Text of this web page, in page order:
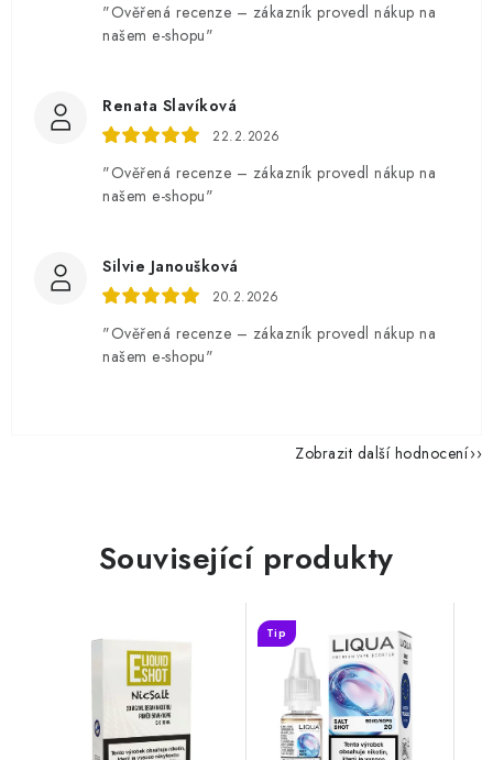
"Ověřená recenze – zákazník provedl nákup na
našem e-shopu"
Renata Slavíková
22.2.2026
"Ověřená recenze – zákazník provedl nákup na
našem e-shopu"
Silvie Janoušková
20.2.2026
"Ověřená recenze – zákazník provedl nákup na
našem e-shopu"
Zobrazit další hodnocení
Související produkty
Tip